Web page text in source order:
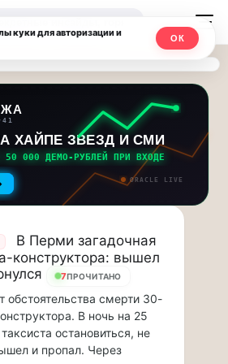
ХАЙПЕ ЗВЕЗД И СМИ
50 000 ДЕМО-РУБЛЕЙ ПРИ ВХОДЕ
ORACLE LIVE
В Перми загадочная
конструктора: вышел
7ПРОЧИТАНО
смерти 30-
В ночь на 25
остановиться, не
и пропал. Через
куки для авторизации и
ОК